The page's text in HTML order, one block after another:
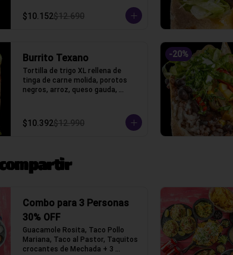
$10.152$12.690
Burrito Texano
Tortilla de trigo XL rellena de
tinga de carne molida, porotos
negros, arroz, queso gauda,
$10.392$12.990
-20%
Combo para 3 Personas
30% OFF
Guacamole Rosita, Taco Pollo
Mariana, Taco al Pastor, Taquitos
crocantes de Mechada + 3